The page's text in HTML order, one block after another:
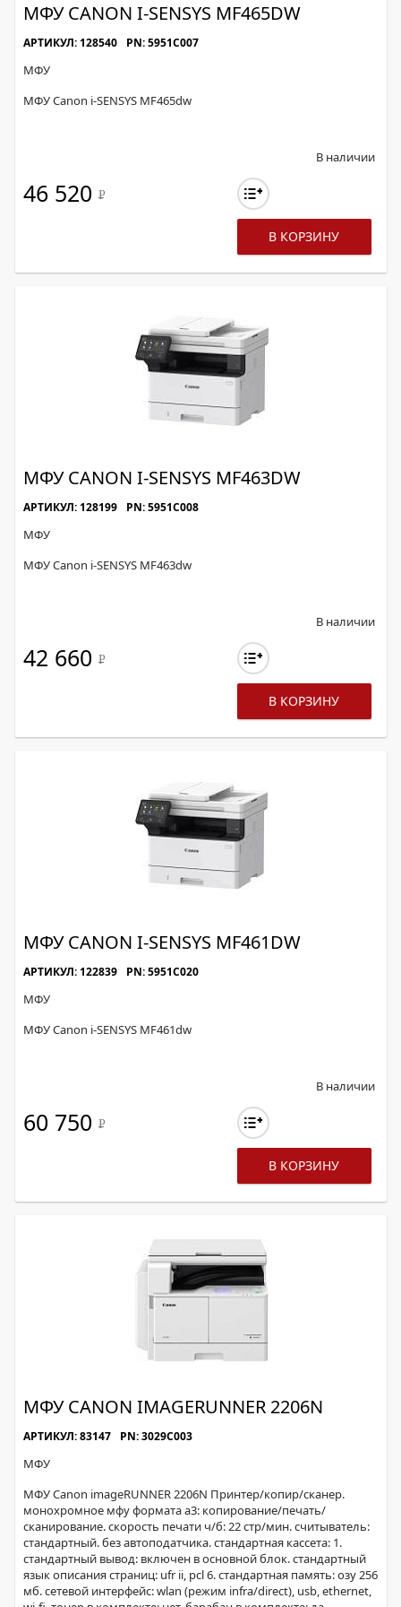
МФУ CANON I-SENSYS MF465DW
АРТИКУЛ: 128540 PN: 5951C007
МФУ
МФУ Canon i-SENSYS MF465dw
В наличии
46 520 Р
В КОРЗИНУ
МФУ CANON I-SENSYS MF463DW
АРТИКУЛ: 128199 PN: 5951C008
МФУ
МФУ Canon i-SENSYS MF463dw
В наличии
42 660 Р
В КОРЗИНУ
МФУ CANON I-SENSYS MF461DW
АРТИКУЛ: 122839 PN: 5951C020
МФУ
МФУ Canon i-SENSYS MF461dw
В наличии
60 750 Р
В КОРЗИНУ
МФУ CANON IMAGERUNNER 2206N
АРТИКУЛ: 83147 PN: 3029C003
МФУ
МФУ Canon imageRUNNER 2206N Принтер/копир/сканер.
монохромное мфу формата a3: копирование/печать/
сканирование. скорость печати ч/б: 22 стр/мин. считыватель:
стандартный. без автоподатчика. стандартная кассета: 1.
стандартный вывод: включен в основной блок. стандартный
язык описания страниц: ufr ii, pcl 6. стандартная память: озу 256
мб. сетевой интерфейс: wlan (режим infra/direct), usb, ethernet,